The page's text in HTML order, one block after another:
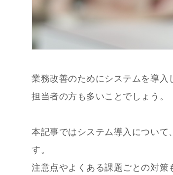
業務改善のためにシステムを導
担当者の方も多いことでしょう。
本記事ではシステム導入について
す。
注意点やよくある課題ごとの対